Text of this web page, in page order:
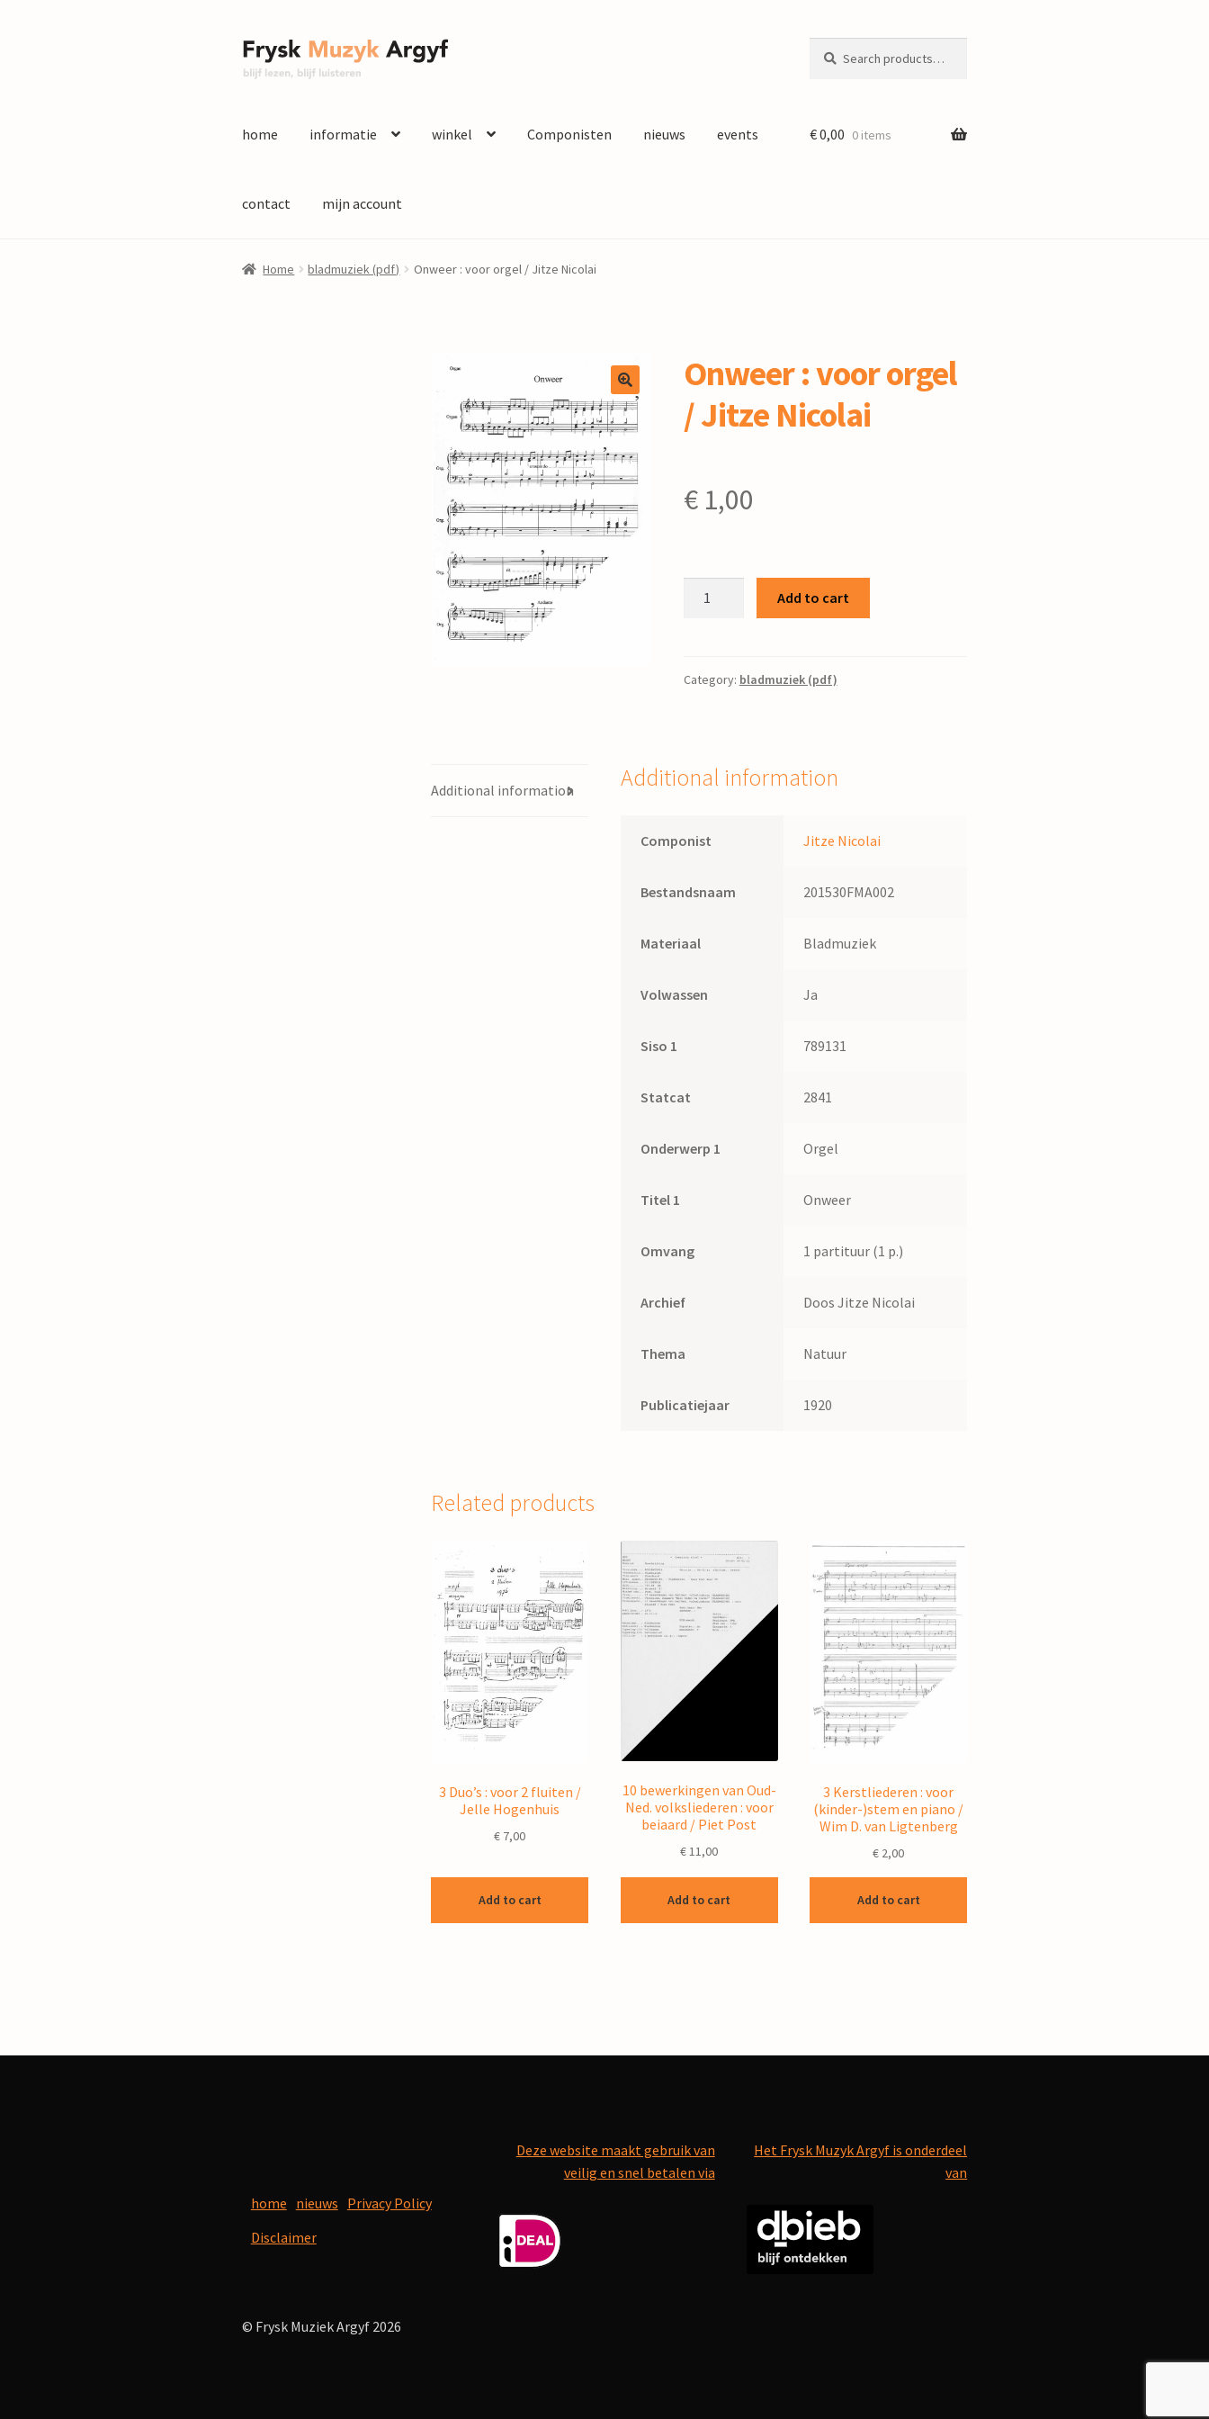
Ga
door
Ga
naar
for:
home informatie winkel Componisten nieuws events
contact mijn account
€0,00 0 items
Home bladmuziek (pdf) Onweer : voor orgel / Jitze Nicolai
Onweer : voor orgel
/ Jitze Nicolai
€1,00
/
Add to cart
Category: bladmuziek (pdf)
Additional information Additional information
Componist Jitze Nicolai
Bestandsnaam 201530FMA002
Materiaal Bladmuziek
Volwassen Ja
Siso 1 789131
Statcat 2841
Onderwerp 1 Orgel
Titel 1 Onweer
Omvang 1 partituur (1 p.)
Archief Doos Jitze Nicolai
Thema Natuur
Publicatiejaar 1920
Related products
3 Duo’s : voor 2 fluiten /
Jelle Hogenhuis
€ 7,00
Add to cart
10 bewerkingen van Oud-
Ned. volksliederen : voor
beiaard / Piet Post
€ 11,00
Add to cart
3 Kerstliederen : voor
(kinder-)stem en piano /
Wim D. van Ligtenberg
€ 2,00
Add to cart
home nieuws Privacy Policy
Disclaimer
Deze website maakt gebruik van
veilig en snel betalen via
Het Frysk Muzyk Argyf is onderdeel
van
© Frysk Muziek Argyf 2026